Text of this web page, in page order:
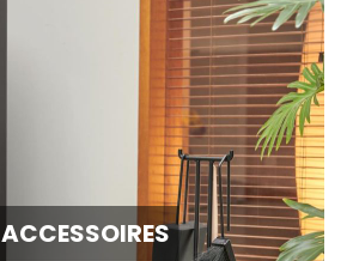
ACCESSOIRES